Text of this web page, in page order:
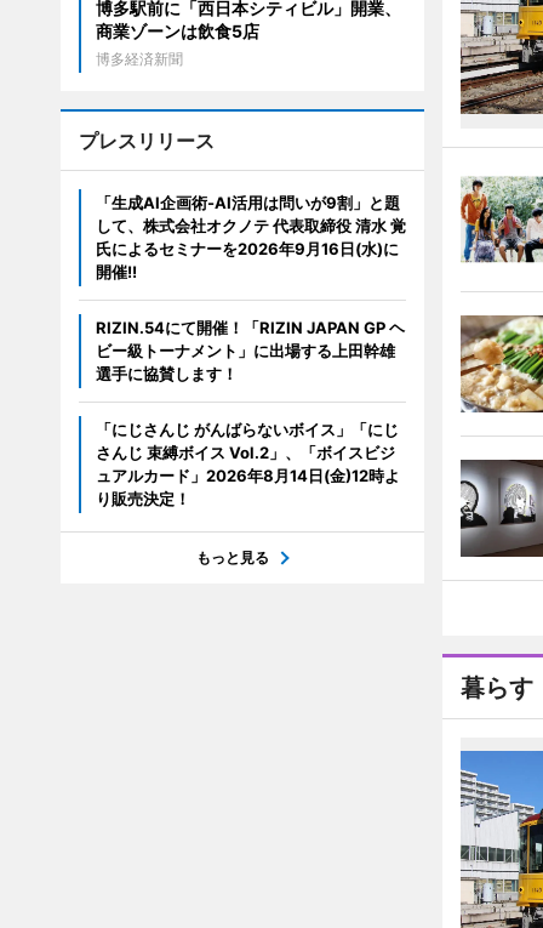
暮らす
博多駅前に「西日本シティビル」開業、
商業ゾーンは飲食5店
博多経済新聞
プレスリリース
「生成AI企画術-AI活用は問いが9割」と題
して、株式会社オクノテ 代表取締役 清水 覚
氏によるセミナーを2026年9月16日(水)に
開催!!
RIZIN.54にて開催！「RIZIN JAPAN GP ヘ
ビー級トーナメント」に出場する上田幹雄
選手に協賛します！
「にじさんじ がんばらないボイス」「にじ
さんじ 束縛ボイス Vol.2」、「ボイスビジ
ュアルカード」2026年8月14日(金)12時よ
り販売決定！
もっと見る